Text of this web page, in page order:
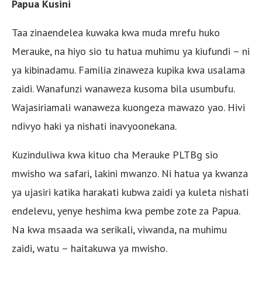
Papua Kusini
Taa zinaendelea kuwaka kwa muda mrefu huko
Merauke, na hiyo sio tu hatua muhimu ya kiufundi – ni
ya kibinadamu. Familia zinaweza kupika kwa usalama
zaidi. Wanafunzi wanaweza kusoma bila usumbufu.
Wajasiriamali wanaweza kuongeza mawazo yao. Hivi
ndivyo haki ya nishati inavyoonekana.
Kuzinduliwa kwa kituo cha Merauke PLTBg sio
mwisho wa safari, lakini mwanzo. Ni hatua ya kwanza
ya ujasiri katika harakati kubwa zaidi ya kuleta nishati
endelevu, yenye heshima kwa pembe zote za Papua.
Na kwa msaada wa serikali, viwanda, na muhimu
zaidi, watu – haitakuwa ya mwisho.